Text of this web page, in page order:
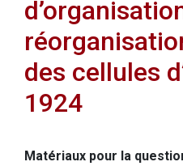
des cellules
1924
Matériaux pour la